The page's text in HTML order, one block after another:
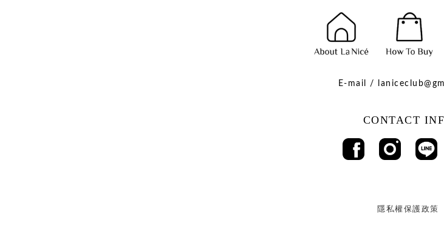
E-mail /
CONTACT
隱私權保護政策